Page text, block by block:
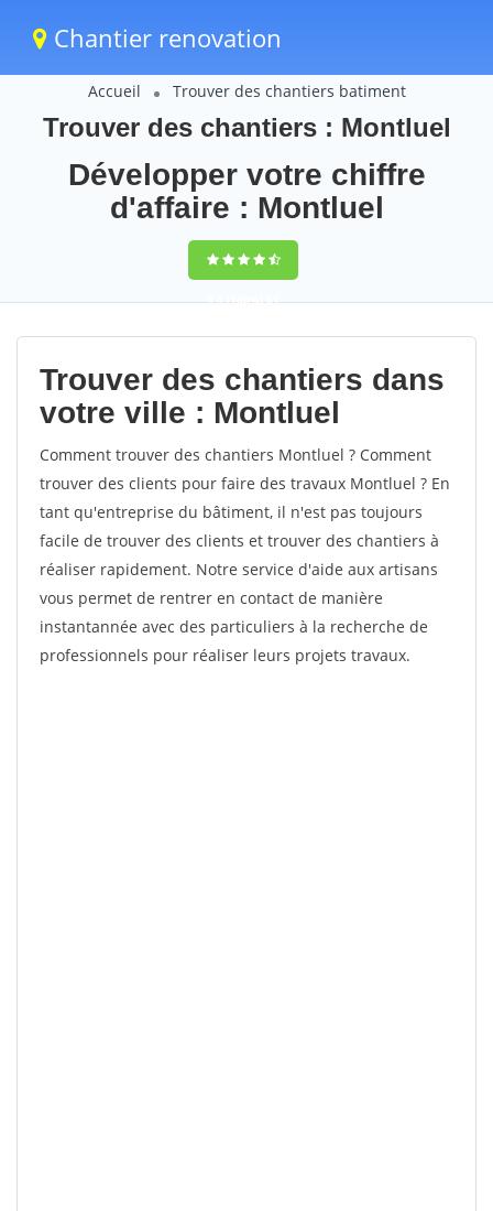
Chantier renovation
Accueil Trouver des chantiers batiment
Trouver des chantiers : Montluel
Développer votre chiffre
d'affaire : Montluel
9,5(100%)61
votes
Trouver des chantiers dans
votre ville : Montluel
Comment trouver des chantiers Montluel ? Comment
trouver des clients pour faire des travaux Montluel ? En
tant qu'entreprise du bâtiment, il n'est pas toujours
facile de trouver des clients et trouver des chantiers à
réaliser rapidement. Notre service d'aide aux artisans
vous permet de rentrer en contact de manière
instantannée avec des particuliers à la recherche de
professionnels pour réaliser leurs projets travaux.